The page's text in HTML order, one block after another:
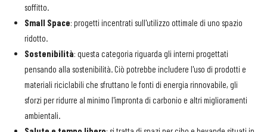
soffitto.
Small Space: progetti incentrati sull'utilizzo ottimale di uno spazio
ridotto.
Sostenibilità: questa categoria riguarda gli interni progettati
pensando alla sostenibilità. Ciò potrebbe includere l'uso di prodotti e
materiali riciclabili che sfruttano le fonti di energia rinnovabile, gli
sforzi per ridurre al minimo l'impronta di carbonio e altri miglioramenti
ambientali.